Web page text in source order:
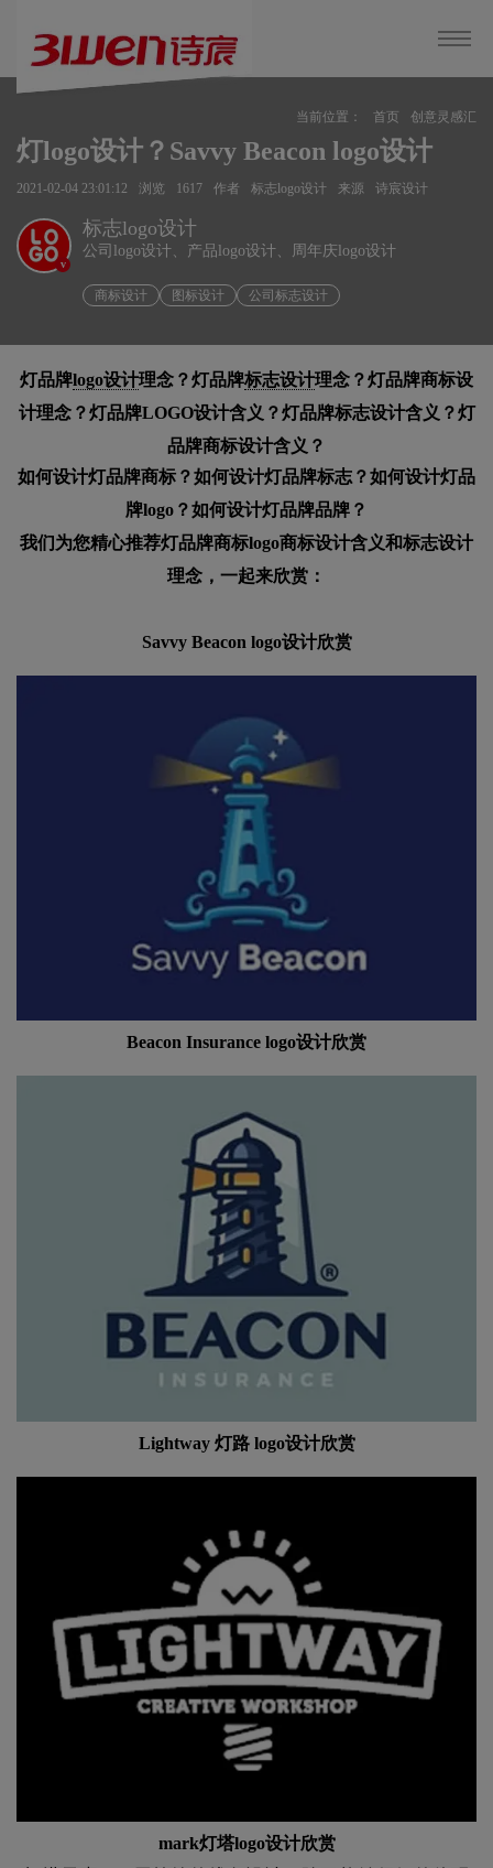
当前位置： 首页 创意灵感汇
灯logo设计？Savvy Beacon logo设计
2021-02-04 23:01:12 浏览 1617 作者 标志logo设计 来源 诗宸设计
v
标志logo设计
公司logo设计、产品logo设计、周年庆logo设计
商标设计 图标设计 公司标志设计
灯品牌logo设计理念？灯品牌标志设计理念？灯品牌商标设
计理念？灯品牌LOGO设计含义？灯品牌标志设计含义？灯
品牌商标设计含义？
如何设计灯品牌商标？如何设计灯品牌标志？如何设计灯品
牌logo？如何设计灯品牌品牌？
我们为您精心推荐灯品牌商标logo商标设计含义和标志设计
理念，一起来欣赏：
Savvy Beacon logo设计欣赏
Beacon Insurance logo设计欣赏
Lightway 灯路 logo设计欣赏
mark灯塔logo设计欣赏